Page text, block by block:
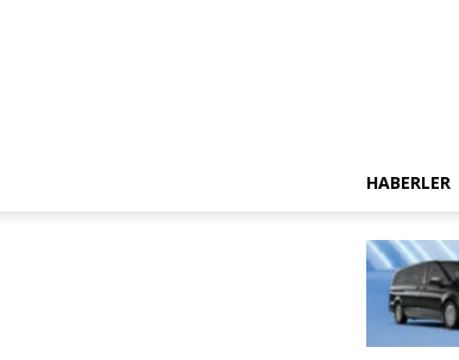
HABERLER